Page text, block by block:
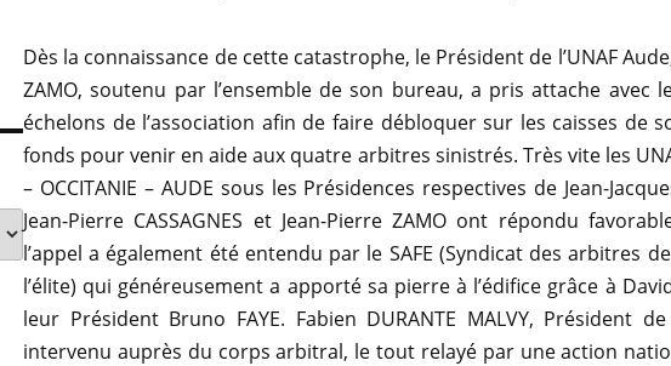
Dès la connaissance de cette catastrophe, le Président de l’UNAF
ZAMO, soutenu par l’ensemble de son bureau, a pris attache avec
échelons de l’association afin de faire débloquer sur les caisses de
fonds pour venir en aide aux quatre arbitres sinistrés. Très vite les
– OCCITANIE – AUDE sous les Présidences respectives de Jean-
Jean-Pierre CASSAGNES et Jean-Pierre ZAMO ont répondu
l’appel a également été entendu par le SAFE (Syndicat des arbitres
l’élite) qui généreusement a apporté sa pierre à l’édifice grâce à
leur Président Bruno FAYE. Fabien DURANTE MALVY, Président
intervenu auprès du corps arbitral, le tout relayé par une action